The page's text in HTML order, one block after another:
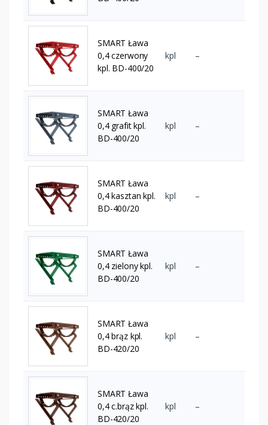
SMART Ława
0,4 czerwony
kpl. BD-400/20
kpl –
SMART Ława
0,4 grafit kpl.
BD-400/20
kpl –
SMART Ława
0,4 kasztan kpl.
BD-400/20
kpl –
SMART Ława
0,4 zielony kpl.
BD-400/20
kpl –
SMART Ława
0,4 brąz kpl.
BD-420/20
kpl –
SMART Ława
0,4 c.brąz kpl.
BD-420/20
kpl –